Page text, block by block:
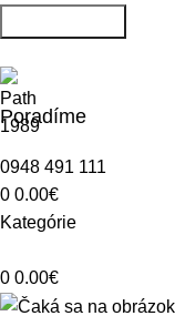
Poradíme
0948 491 111
0 0.00€
Kategórie
0 0.00€